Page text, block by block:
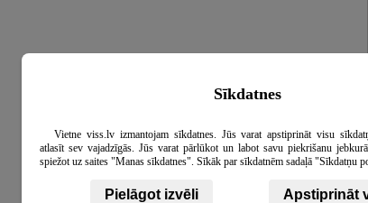
Sīkdatnes
Vietne viss.lv izmantojam sīkdatnes. Jūs varat apstiprināt visu
atlasīt sev vajadzīgās. Jūs varat pārlūkot un labot savu piekrišanu
spiežot uz saites "Manas sīkdatnes". Sīkāk par sīkdatnēm sadaļā "Sīkdatņu
Pielāgot izvēli Apstiprināt